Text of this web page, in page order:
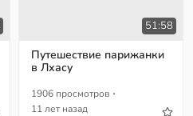
51:58
Путешествие парижанки
в Лхасу
1906 просмотров ·
11 лет назад